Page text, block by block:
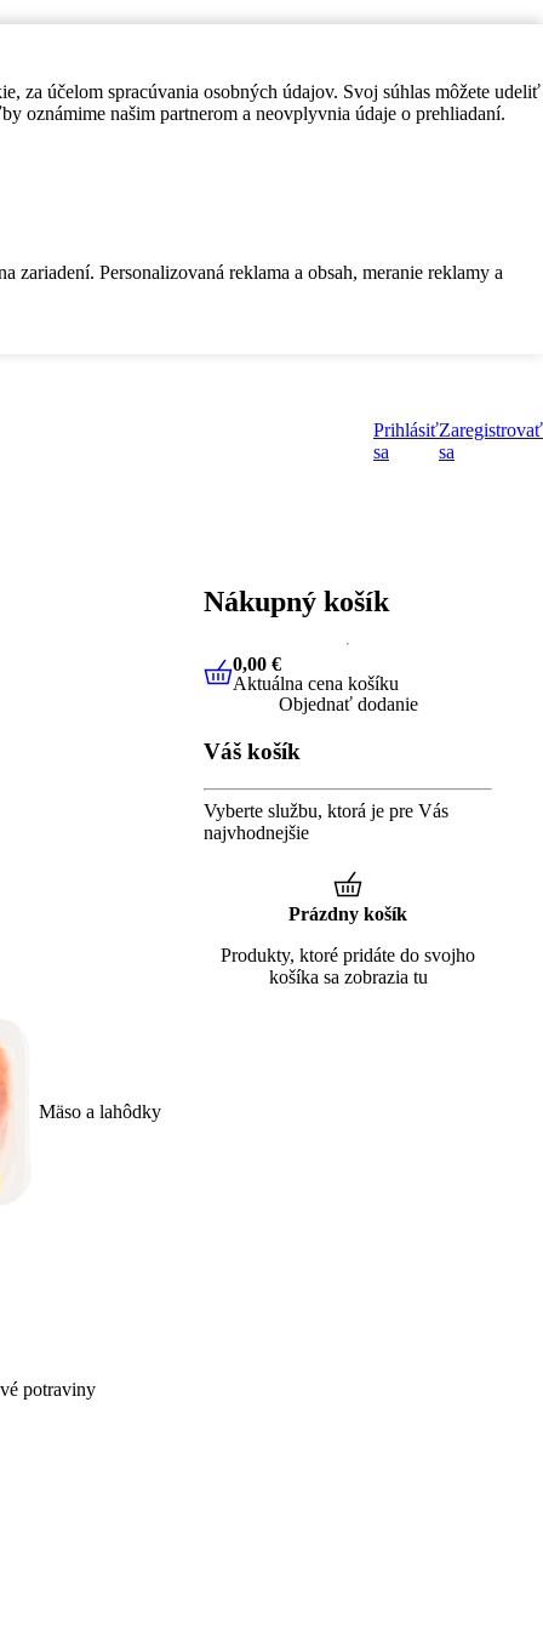
za účelom spracúvania osobných údajov. Svoj súhlas môžete udeliť
oznámime našim partnerom a neovplyvnia údaje o prehliadaní.
Personalizovaná reklama a obsah, meranie reklamy a
Prihlásiť
sa
Zaregistrovať
sa
Mäso a lahôdky
potraviny
Nákupný košík
0,00 €Aktuálna cena košíku
0,00 €
Aktuálna cena košíku
Objednať dodanie
Váš košík
Vyberte službu, ktorá je pre Vás
najvhodnejšie
Prázdny košík
Produkty, ktoré pridáte do svojho
košíka sa zobrazia tu